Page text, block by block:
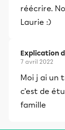
réécrire.
Laurie :)
Explication
7 avril 2022
Moi j ai un
c'est de
famille